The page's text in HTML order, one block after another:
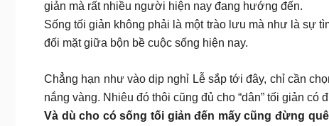
giản mà rất nhiều người hiện nay đang hướng đến.
Sống tối giản không phải là một trào lưu mà như là sự
đối mặt giữa bộn bề cuộc sống hiện nay.
Chẳng hạn như vào dịp nghỉ Lễ sắp tới đây, chỉ cần
nắng vàng. Nhiêu đó thôi cũng đủ cho “dân” tối giản
Và dù cho có sống tối giản đến mấy cũng đừng